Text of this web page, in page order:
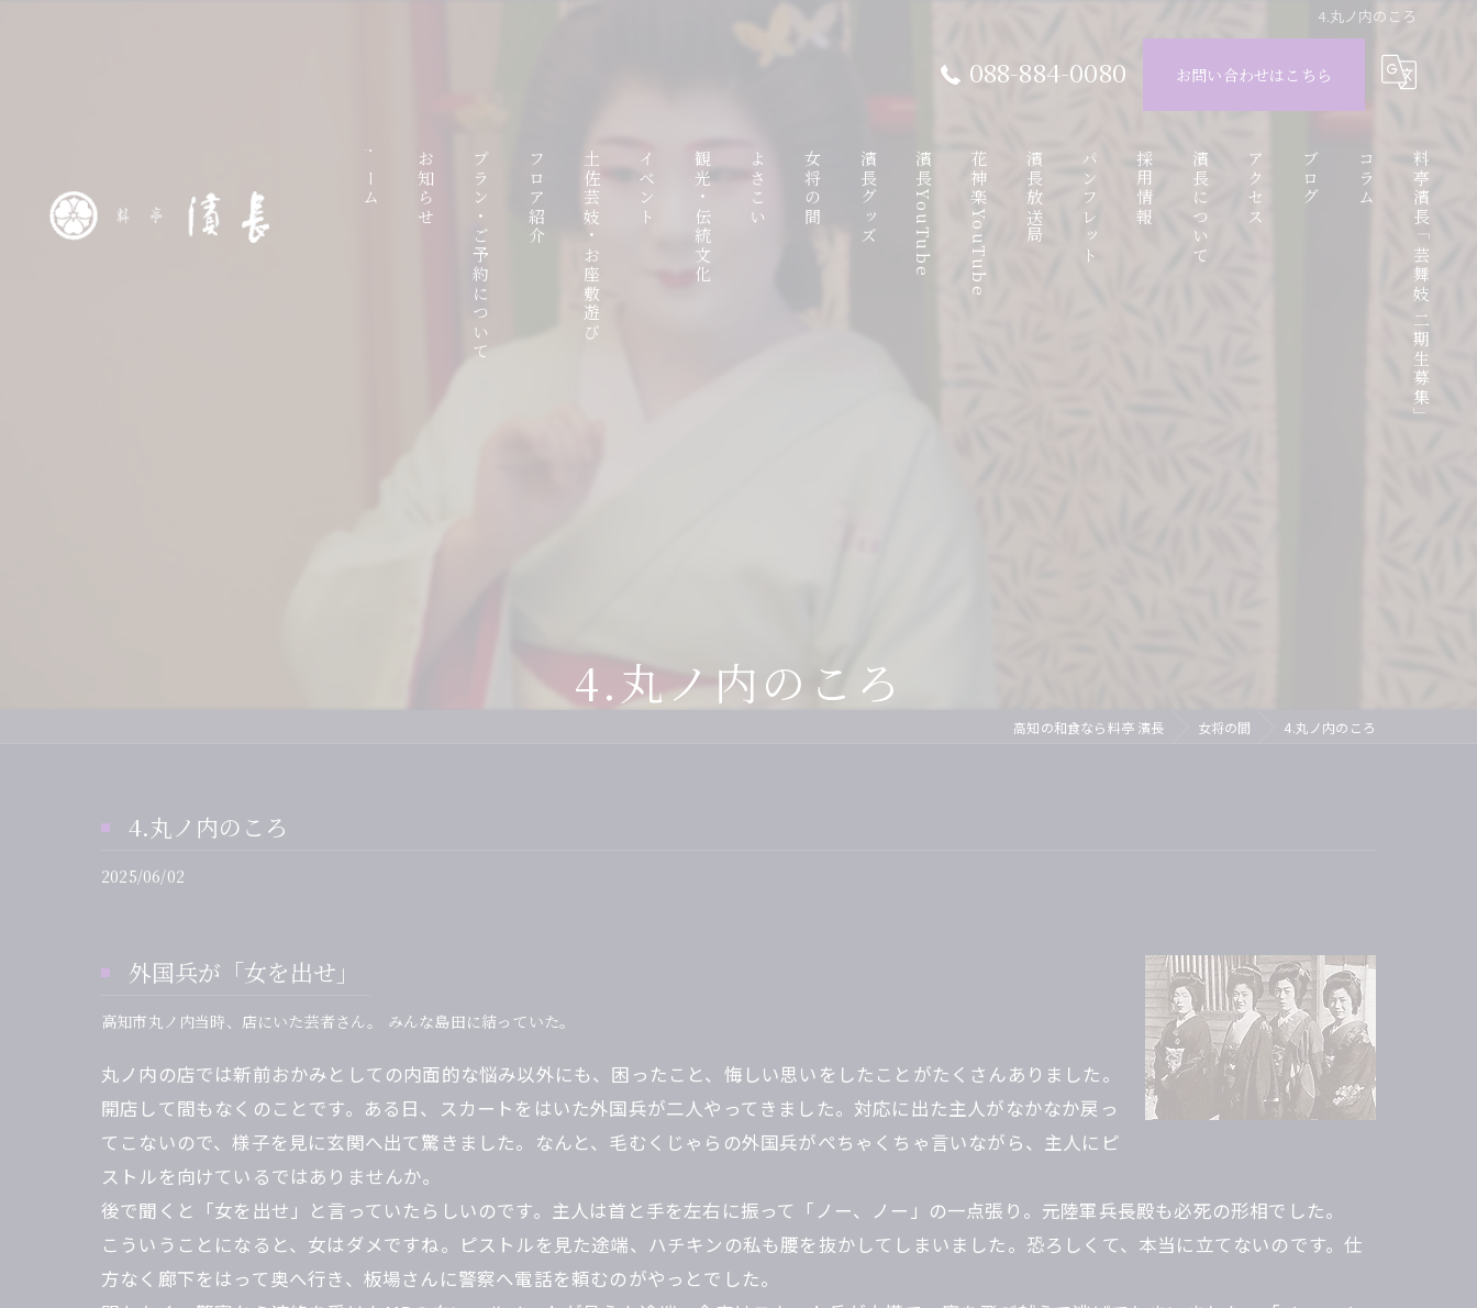
4.丸ノ内のころ
088-884-0080 お問い合わせはこちら
ホーム お知らせ プラン・ご予約について
仲間や家族を祝う
フロア紹介 土佐芸妓・お座敷遊び
地方
イベント 観光・伝統文化 よさこい 女将の間 濱長グッズ
CD・DVD
濱長YouTube 花神楽YouTube 濱長放送局 パンフレット 採用情報 濱長について アクセス ブログ コラム 料亭濱長「芸舞妓 二期生募集」
4.丸ノ内のころ
高知の和食なら料亭 濱長 女将の間 4.丸ノ内のころ
4.丸ノ内のころ
2025/06/02
外国兵が「女を出せ」
高知市丸ノ内当時、店にいた芸者さん。 みんな島田に結っていた。
丸ノ内の店では新前おかみとしての内面的な悩み以外にも、困ったこと、悔しい思いをしたことがたくさんありました。
開店して間もなくのことです。ある日、スカートをはいた外国兵が二人やってきました。対応に出た主人がなかなか戻っ
てこないので、様子を見に玄関へ出て驚きました。なんと、毛むくじゃらの外国兵がぺちゃくちゃ言いながら、主人にピ
ストルを向けているではありませんか。
後で聞くと「女を出せ」と言っていたらしいのです。主人は首と手を左右に振って「ノー、ノー」の一点張り。元陸軍兵長殿も必死の形相でした。
こういうことになると、女はダメですね。ピストルを見た途端、ハチキンの私も腰を抜かしてしまいました。恐ろしくて、本当に立てないのです。仕
方なく廊下をはって奥へ行き、板場さんに警察へ電話を頼むのがやっとでした。